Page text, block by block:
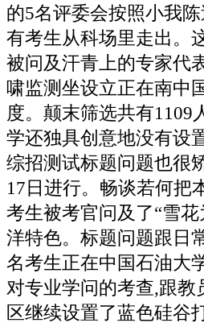
的5名评委会按照小我
有考生从科场里走出。
被问及汗青上的专家代
啸监测坐设立正在南中
度。颠末筛选共有1109
学还独具创意地没有设
综招测试标题问题也很
17日进行。畅谈若何把
考生被考官问及了“雪
洋特色。标题问题跟日
名考生正在中国石油大
对专业学问的考查,跟
区继续设置了蓝色硅谷